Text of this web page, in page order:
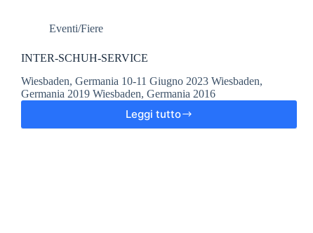
Eventi/Fiere
INTER-SCHUH-SERVICE
Wiesbaden, Germania 10-11 Giugno 2023 Wiesbaden,
Germania 2019 Wiesbaden, Germania 2016
Leggi tutto
INTER-
SCHUH-